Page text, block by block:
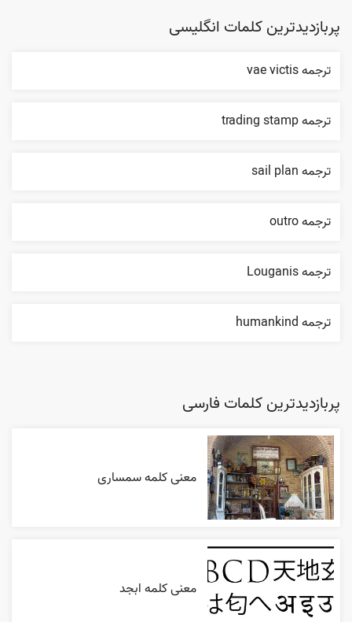
پربازدیدترین کلمات انگلیسی
ترجمه vae victis
ترجمه trading stamp
ترجمه sail plan
ترجمه outro
ترجمه Louganis
ترجمه humankind
پربازدیدترین کلمات فارسی
معنی کلمه سمساری
معنی کلمه ابجد